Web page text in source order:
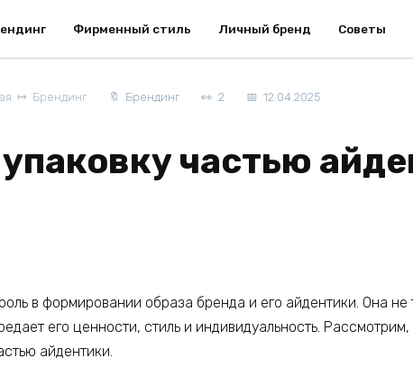
Фирменный стиль Личный бренд Советы
Брендинг Брендинг 2 12.04.2025
частью
в формировании образа бренда и его айдентики. Она не
его ценности, стиль и индивидуальность. Рассмотрим,
айдентики.